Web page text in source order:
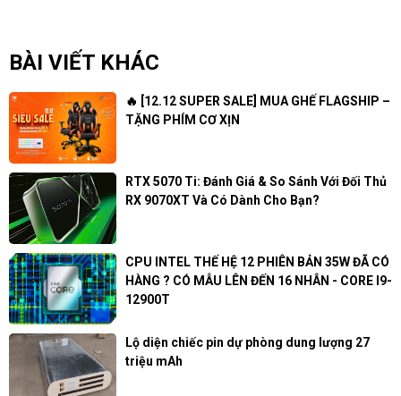
BÀI VIẾT KHÁC
🔥 [12.12 SUPER SALE] MUA GHẾ FLAGSHIP –
TẶNG PHÍM CƠ XỊN
RTX 5070 Ti: Đánh Giá & So Sánh Với Đối Thủ
RX 9070XT Và Có Dành Cho Bạn?
CPU INTEL THẾ HỆ 12 PHIÊN BẢN 35W ĐÃ CÓ
HÀNG ? CÓ MẪU LÊN ĐẾN 16 NHÂN - CORE I9-
12900T
Lộ diện chiếc pin dự phòng dung lượng 27
triệu mAh